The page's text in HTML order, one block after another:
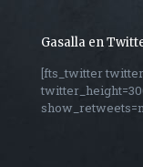
Gasalla en
[fts_twitter